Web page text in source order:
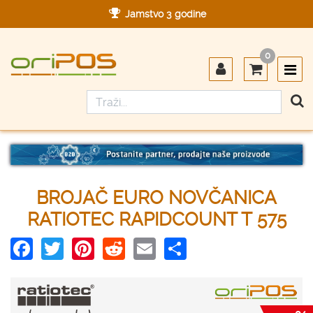
Jamstvo 3 godine
Designed in Germany
Made in Germany
0
BROJAČ EURO NOVČANICA
RATIOTEC RAPIDCOUNT T 575
Facebook
TwitterPinterest
Reddit
Email